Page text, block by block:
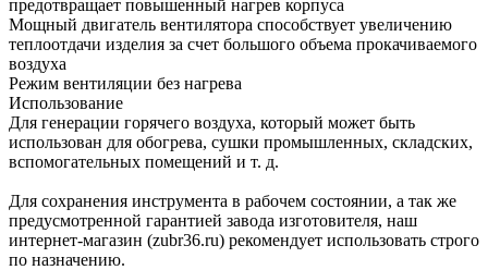
предотвращает повышенный нагрев корпуса
Мощный двигатель вентилятора способствует увеличению
теплоотдачи изделия за счет большого объема прокачиваемого
воздуха
Режим вентиляции без нагрева
Использование
Для генерации горячего воздуха, который может быть
использован для обогрева, сушки промышленных, складских,
вспомогательных помещений и т. д.
Для сохранения инструмента в рабочем состоянии, а так же
предусмотренной гарантией завода изготовителя, наш
интернет-магазин (zubr36.ru) рекомендует использовать строго
по назначению.